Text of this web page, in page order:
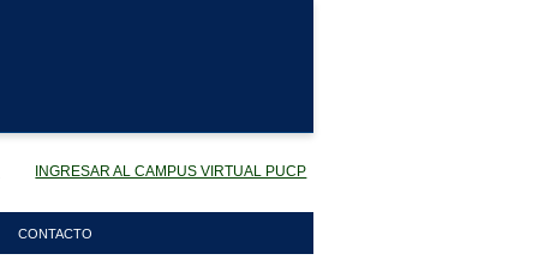
INGRESAR AL CAMPUS VIRTUAL PUCP
CONTACTO